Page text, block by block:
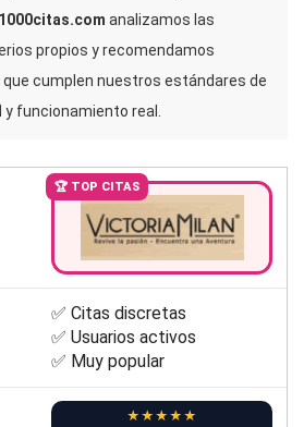
1000citas.com analizamos las
propios y recomendamos
cumplen nuestros estándares de
funcionamiento real.
🏆 TOP CITAS
✅ Citas discretas
✅ Usuarios activos
✅ Muy popular
★★★★★